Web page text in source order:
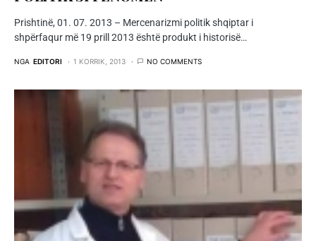
Prishtinë, 01. 07. 2013 – Mercenarizmi politik shqiptar i
shpërfaqur më 19 prill 2013 është produkt i historisë…
NGA EDITORI 1 KORRIK, 2013 NO COMMENTS